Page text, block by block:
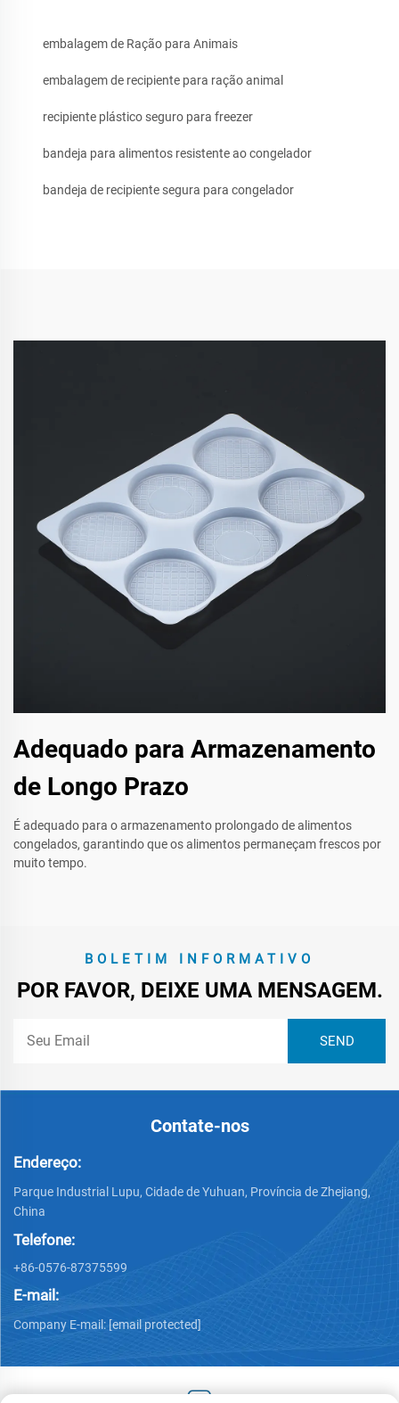
embalagem de Ração para Animais
embalagem de recipiente para ração animal
recipiente plástico seguro para freezer
bandeja para alimentos resistente ao congelador
bandeja de recipiente segura para congelador
Adequado para Armazenamento
de Longo Prazo
É adequado para o armazenamento prolongado de alimentos
congelados, garantindo que os alimentos permaneçam frescos por
muito tempo.
BOLETIM INFORMATIVO
POR FAVOR, DEIXE UMA MENSAGEM.
Contate-nos
Endereço:
Parque Industrial Lupu, Cidade de Yuhuan, Província de Zhejiang,
China
Telefone:
+86-0576-87375599
E-mail:
Company E-mail: [email protected]